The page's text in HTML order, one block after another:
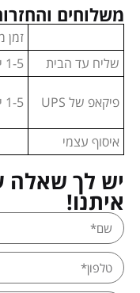
משלוחים
זמן
שליח עד הבית
1-5 ימי עסקים
פיקאפ של UPS 1-5 ימי עסקים
איסוף עצמי
יש לך שאלה
איתנו!